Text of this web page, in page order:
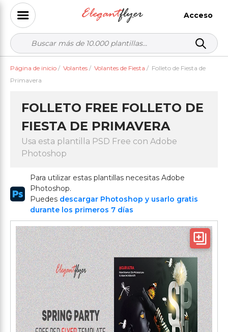
Acceso
Página de inicio / Volantes / Volantes de Fiesta / Folleto de Fiesta de
Primavera
FOLLETO FREE FOLLETO DE
FIESTA DE PRIMAVERA
Usa esta plantilla PSD Free con Adobe
Photoshop
Para utilizar estas plantillas necesitas Adobe
Photoshop.
Puedes descargar Photoshop y usarlo gratis
durante los primeros 7 días